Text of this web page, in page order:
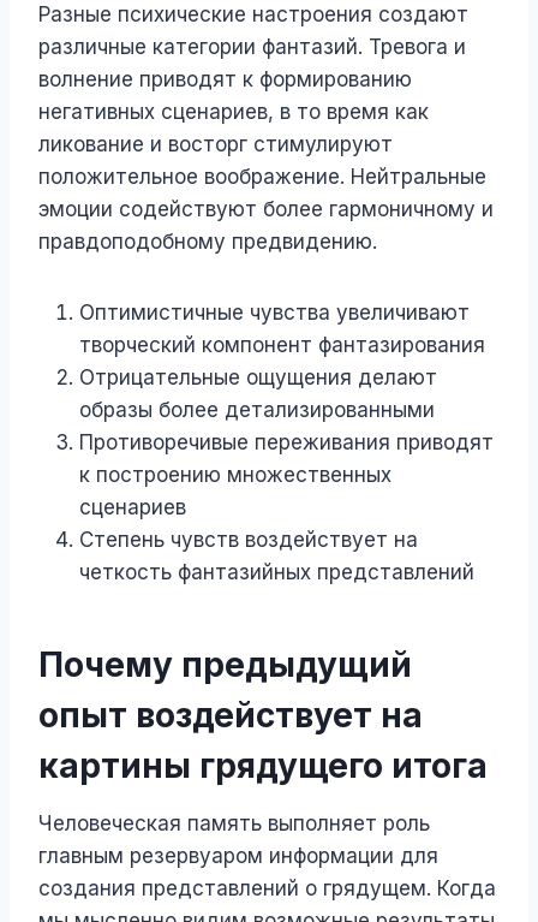
Разные психические настроения создают
различные категории фантазий. Тревога и
волнение приводят к формированию
негативных сценариев, в то время как
ликование и восторг стимулируют
положительное воображение. Нейтральные
эмоции содействуют более гармоничному и
правдоподобному предвидению.
Оптимистичные чувства увеличивают
творческий компонент фантазирования
Отрицательные ощущения делают
образы более детализированными
Противоречивые переживания приводят
к построению множественных
сценариев
Степень чувств воздействует на
четкость фантазийных представлений
Почему предыдущий
опыт воздействует на
картины грядущего итога
Человеческая память выполняет роль
главным резервуаром информации для
создания представлений о грядущем. Когда